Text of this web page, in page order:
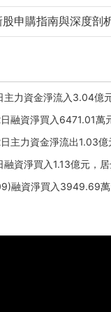
申購指南與深度剖
力資金淨流入3.04億
融資淨買入6471.01萬
主力資金淨流出1.03
資淨買入1.13億元，
融資淨買入3949.69